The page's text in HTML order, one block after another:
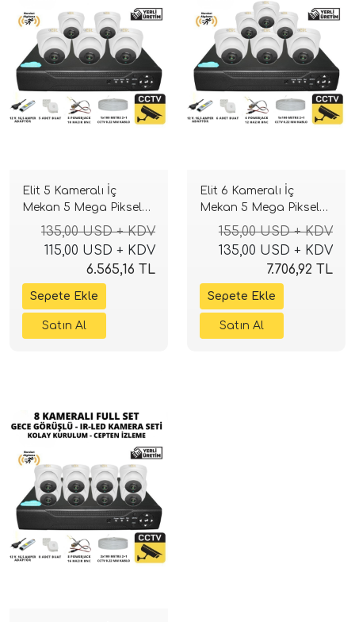
Elit 5 Kameralı İç
Mekan 5 Mega Piksel
Sony Lensli Full Paket
Güvenlik Sistemi
135,00 USD + KDV
115,00 USD + KDV
6.565,16 TL
Elit 6 Kameralı İç
Mekan 5 Mega Piksel
Sony Lensli Full Paket
Güvenlik Sistemi
155,00 USD + KDV
135,00 USD + KDV
7.706,92 TL